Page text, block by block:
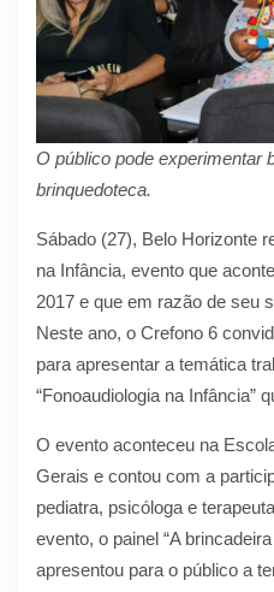
O público pode experimentar
brinquedoteca.
Sábado (27), Belo Horizonte
na Infância, evento que
2017 e que em razão de seu
Neste ano, o Crefono 6
para apresentar a temática
“Fonoaudiologia na Infância”
O evento aconteceu na
Gerais e contou com a
pediatra, psicóloga e
evento, o painel “A
apresentou para o público a